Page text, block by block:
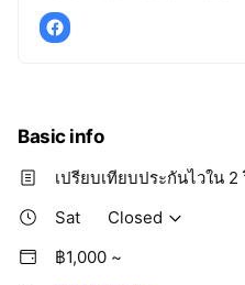
Basic info
เปรียบเทียบประกันไวใน 2
Sat
Closed
฿1,000 ~